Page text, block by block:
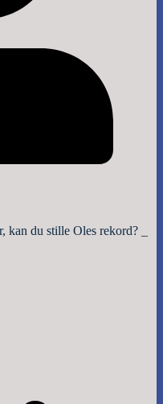
du stille Oles rekord? _